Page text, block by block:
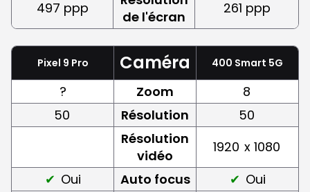
497 ppp
de l'écran
261 ppp
Pixel 9 Pro Caméra 400 Smart 5G
? Zoom
8
50
Résolution
50
Résolution
vidéo
1920 x 1080
Oui
Auto focus
Oui